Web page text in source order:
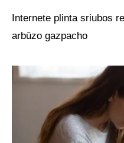
Internete plinta sriubos
arbūzo gazpacho